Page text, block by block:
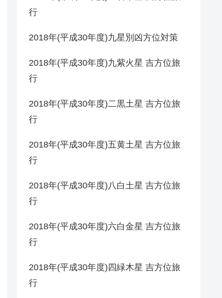
行
2018年(平成30年度)九星別凶方位対策
2018年(平成30年度)九紫火星 吉方位旅
行
2018年(平成30年度)二黒土星 吉方位旅
行
2018年(平成30年度)五黄土星 吉方位旅
行
2018年(平成30年度)八白土星 吉方位旅
行
2018年(平成30年度)六白金星 吉方位旅
行
2018年(平成30年度)四緑木星 吉方位旅
行